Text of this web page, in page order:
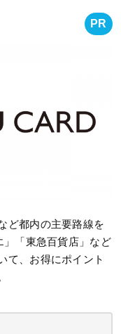
PR
ど都内の主要路線を
「東急百貨店」など
て、お得にポイント